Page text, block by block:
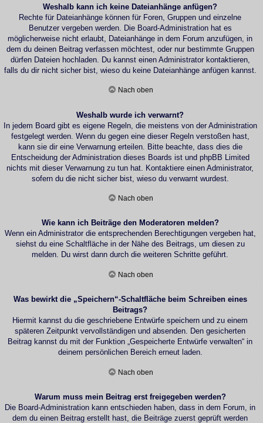
Weshalb kann ich keine Dateianhänge anfügen?
Rechte für Dateianhänge können für Foren, Gruppen und einzelne
Benutzer vergeben werden. Die Board-Administration hat es
möglicherweise nicht erlaubt, Dateianhänge in dem Forum anzufügen, in
dem du deinen Beitrag verfassen möchtest, oder nur bestimmte Gruppen
dürfen Dateien hochladen. Du kannst einen Administrator kontaktieren,
falls du dir nicht sicher bist, wieso du keine Dateianhänge anfügen kannst.
Nach oben
Weshalb wurde ich verwarnt?
In jedem Board gibt es eigene Regeln, die meistens von der Administration
festgelegt werden. Wenn du gegen eine dieser Regeln verstoßen hast,
kann sie dir eine Verwarnung erteilen. Bitte beachte, dass dies die
Entscheidung der Administration dieses Boards ist und phpBB Limited
nichts mit dieser Verwarnung zu tun hat. Kontaktiere einen Administrator,
sofern du die nicht sicher bist, wieso du verwarnt wurdest.
Nach oben
Wie kann ich Beiträge den Moderatoren melden?
Wenn ein Administrator die entsprechenden Berechtigungen vergeben hat,
siehst du eine Schaltfläche in der Nähe des Beitrags, um diesen zu
melden. Du wirst dann durch die weiteren Schritte geführt.
Nach oben
Was bewirkt die „Speichern“-Schaltfläche beim Schreiben eines
Beitrags?
Hiermit kannst du die geschriebene Entwürfe speichern und zu einem
späteren Zeitpunkt vervollständigen und absenden. Den gesicherten
Beitrag kannst du mit der Funktion „Gespeicherte Entwürfe verwalten“ in
deinem persönlichen Bereich erneut laden.
Nach oben
Warum muss mein Beitrag erst freigegeben werden?
Die Board-Administration kann entschieden haben, dass in dem Forum, in
dem du einen Beitrag erstellt hast, die Beiträge zuerst geprüft werden